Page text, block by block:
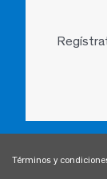
Términos y